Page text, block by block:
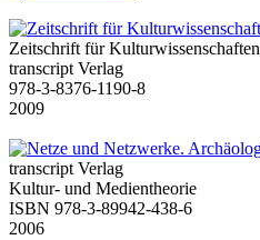
Zeitschrift für Kulturwissenschaften
transcript Verlag
978-3-8376-1190-8
2009
transcript Verlag
Kultur- und Medientheorie
ISBN 978-3-89942-438-6
2006